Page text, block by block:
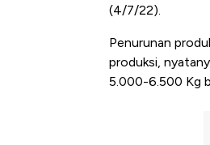
(4/7/22).
Penurunan
produksi,
5.000-6.500 Kg